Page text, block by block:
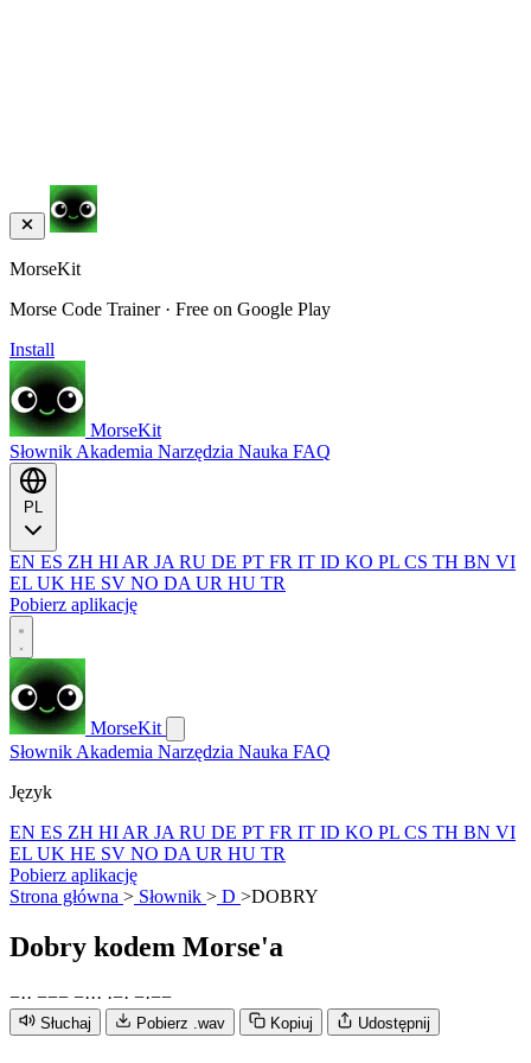
MorseKit
Morse Code Trainer · Free on Google Play
Install
MorseKit
Słownik Akademia Narzędzia Nauka FAQ
EN ES ZH HI AR JA RU DE PT FR IT ID KO PL CS TH BN VI
EL UK HE SV NO DA UR HU TR
Pobierz aplikację
MorseKit
Słownik Akademia Narzędzia Nauka FAQ
Język
EN ES ZH HI AR JA RU DE PT FR IT ID KO PL CS TH BN VI
EL UK HE SV NO DA UR HU TR
Pobierz aplikację
Strona główna > Słownik > D >DOBRY
Dobry kodem Morse'a
−·· −−− −··· ·−· −·−−
Słuchaj Pobierz .wav Kopiuj Udostępnij